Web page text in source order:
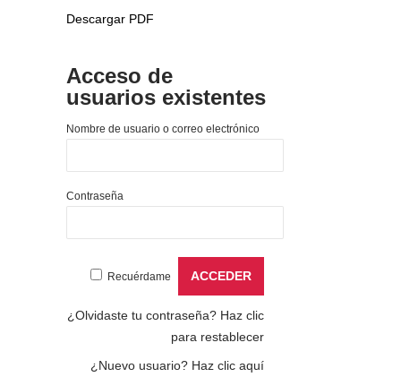
Descargar PDF
Acceso de
usuarios existentes
Nombre de usuario o correo electrónico
Contraseña
Recuérdame
¿Olvidaste tu contraseña? Haz clic
para restablecer
¿Nuevo usuario? Haz clic aquí